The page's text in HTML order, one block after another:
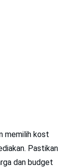
memilih kost
Pastikan
dan budget